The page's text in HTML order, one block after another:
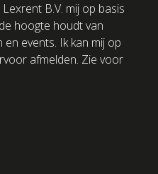
B.V. mij op basis
hoogte houdt van
events. Ik kan mij op
afmelden. Zie voor